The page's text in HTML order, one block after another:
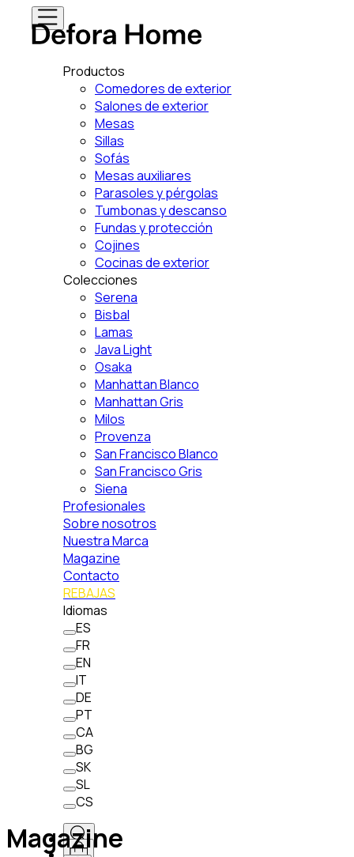
Productos
Comedores de exterior
Salones de exterior
Mesas
Sillas
Sofás
Mesas auxiliares
Parasoles y pérgolas
Tumbonas y descanso
Fundas y protección
Cojines
Cocinas de exterior
Colecciones
Serena
Bisbal
Lamas
Java Light
Osaka
Manhattan Blanco
Manhattan Gris
Milos
Provenza
San Francisco Blanco
San Francisco Gris
Siena
Profesionales
Sobre nosotros
Nuestra Marca
Magazine
Contacto
REBAJAS
Idiomas
ES
FR
EN
IT
DE
PT
CA
BG
SK
SL
CS
Magazine